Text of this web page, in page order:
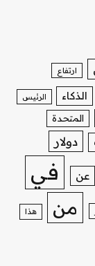
ارتفاع
الذكاء الرئيس
المتحدة
دولار
عن في
من هذا